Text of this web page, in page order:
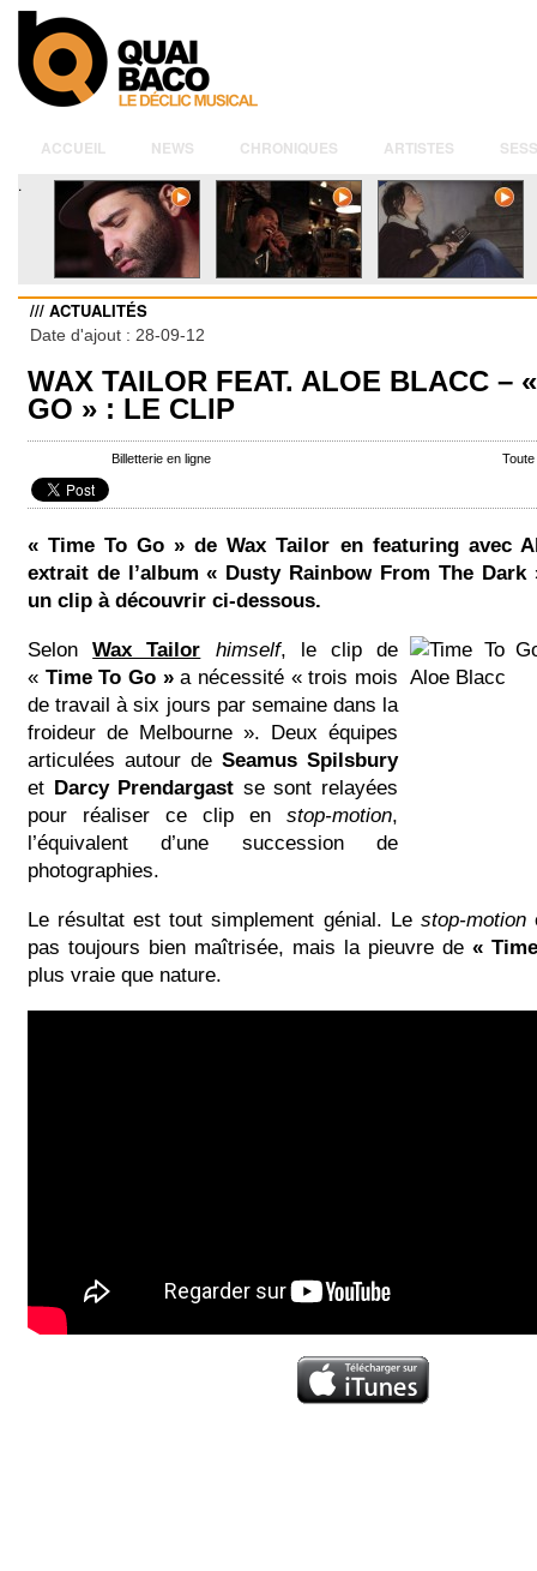
ACCUEIL NEWS CHRONIQUES ARTISTES
.
/// ACTUALITÉS
Date d'ajout : 28-09-12
WAX TAILOR FEAT. ALOE BLACC –
GO » : LE CLIP
Billetterie en ligne
« Time To Go » de Wax Tailor en featuring avec
extrait de l’album « Dusty Rainbow From The
un clip à découvrir ci-dessous.
SelonWax Tailor himself, le clip de
« Time To Go »a nécessité « trois mois
de travail à six jours par semaine dans la
froideur de Melbourne ». Deux équipes
articulées autour de Seamus Spilsbury
et Darcy Prendargast se sont relayées
pour réaliser ce clip en stop-motion,
l’équivalent d’une succession de
photographies.
Le résultat est tout simplement génial. Le stop-motion
pas toujours bien maîtrisée, mais la pieuvre de «
plus vraie que nature.